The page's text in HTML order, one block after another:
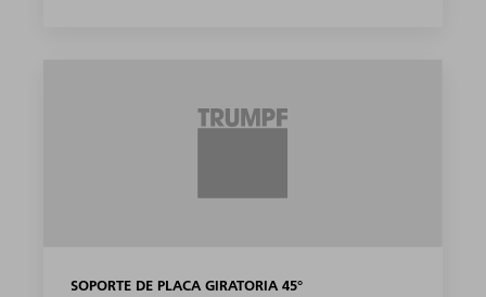
SOPORTE DE PLACA GIRATORIA 45°